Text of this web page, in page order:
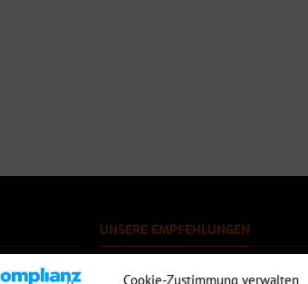
Cookie-Zustimmung verwalten
UNSERE EMPFEHLUNGEN
Rechtssichere Email-Archivierung